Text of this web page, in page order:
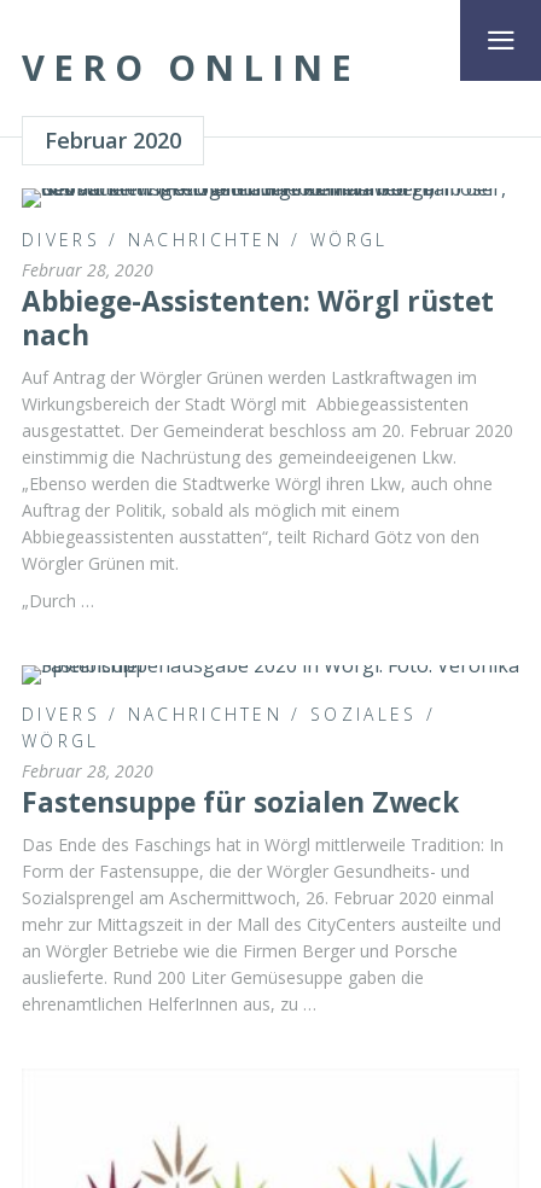
VERO ONLINE
Februar 2020
DIVERS / NACHRICHTEN /WÖRGL
Februar 28, 2020
Abbiege-Assistenten: Wörgl rüstet
nach
Auf Antrag der Wörgler Grünen werden Lastkraftwagen im
Wirkungsbereich der Stadt Wörgl mit Abbiegeassistenten
ausgestattet. Der Gemeinderat beschloss am 20. Februar 2020
einstimmig die Nachrüstung des gemeindeeigenen Lkw.
„Ebenso werden die Stadtwerke Wörgl ihren Lkw, auch ohne
Auftrag der Politik, sobald als möglich mit einem
Abbiegeassistenten ausstatten“, teilt Richard Götz von den
Wörgler Grünen mit.
„Durch …
DIVERS / NACHRICHTEN / SOZIALES
/
WÖRGL
Februar 28, 2020
Fastensuppe für sozialen Zweck
Das Ende des Faschings hat in Wörgl mittlerweile Tradition: In
Form der Fastensuppe, die der Wörgler Gesundheits- und
Sozialsprengel am Aschermittwoch, 26. Februar 2020 einmal
mehr zur Mittagszeit in der Mall des CityCenters austeilte und
an Wörgler Betriebe wie die Firmen Berger und Porsche
auslieferte. Rund 200 Liter Gemüsesuppe gaben die
ehrenamtlichen HelferInnen aus, zu …